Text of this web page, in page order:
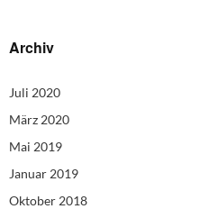
Archiv
Juli 2020
März 2020
Mai 2019
Januar 2019
Oktober 2018